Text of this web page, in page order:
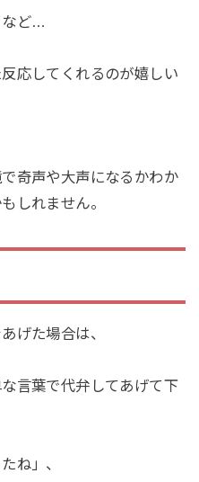
など…
応してくれるのが嬉しい
奇声や大声になるかわか
しれません。
げた場合は、
言葉で代弁してあげて下
ね」、